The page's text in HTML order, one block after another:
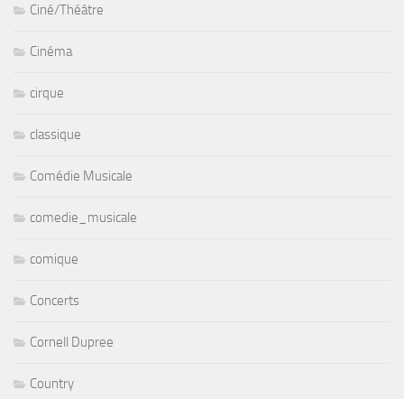
Ciné/Théâtre
Cinéma
cirque
classique
Comédie Musicale
comedie_musicale
comique
Concerts
Cornell Dupree
Country